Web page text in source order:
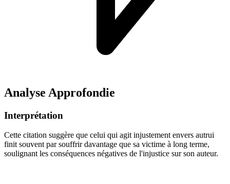
Analyse Approfondie
Interprétation
Cette citation suggère que celui qui agit injustement envers autrui
finit souvent par souffrir davantage que sa victime à long terme,
soulignant les conséquences négatives de l'injustice sur son auteur.